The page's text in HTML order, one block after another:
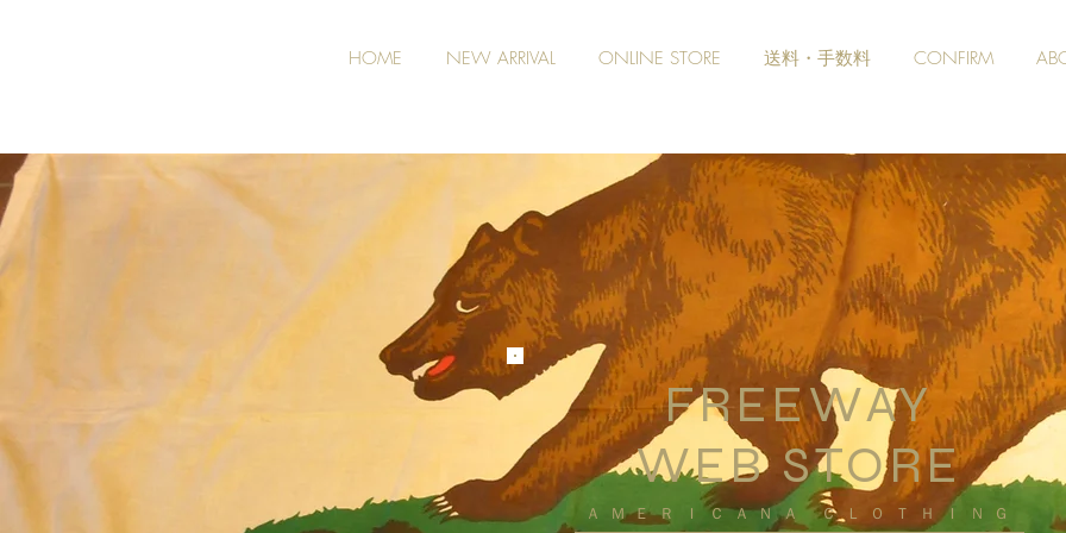
HOME NEW ARRIVAL ONLINE STORE 送料・手数料 CONFIRM
FREEWAY
WEB STORE
​ＡＭＥＲＩＣＡＮＡ ＣＬＯＴＨＩＮＧ